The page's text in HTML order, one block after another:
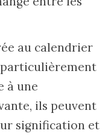
au calendrier
particulièrement
à une
ils peuvent
signification et